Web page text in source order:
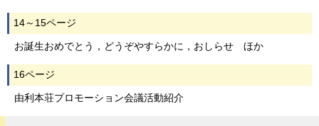
14～15ページ
お誕生おめでとう，どうぞやすらかに，おしらせ ほか
16ページ
由利本荘プロモーション会議活動紹介